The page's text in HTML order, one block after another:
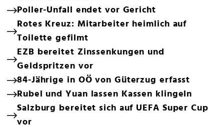
Poller-Unfall endet vor Gericht
Rotes Kreuz: Mitarbeiter heimlich auf
Toilette gefilmt
EZB bereitet Zinssenkungen und
Geldspritzen vor
84-Jährige in OÖ von Güterzug erfasst
Rubel und Yuan lassen Kassen klingeln
Salzburg bereitet sich auf UEFA Super Cup
vor